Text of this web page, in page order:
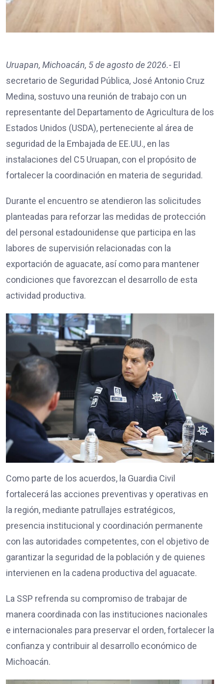
Uruapan, Michoacán, 5 de agosto de 2026.- El
secretario de Seguridad Pública, José Antonio Cruz
Medina, sostuvo una reunión de trabajo con un
representante del Departamento de Agricultura de los
Estados Unidos (USDA), perteneciente al área de
seguridad de la Embajada de EE.UU., en las
instalaciones del C5 Uruapan, con el propósito de
fortalecer la coordinación en materia de seguridad.
Durante el encuentro se atendieron las solicitudes
planteadas para reforzar las medidas de protección
del personal estadounidense que participa en las
labores de supervisión relacionadas con la
exportación de aguacate, así como para mantener
condiciones que favorezcan el desarrollo de esta
actividad productiva.
Como parte de los acuerdos, la Guardia Civil
fortalecerá las acciones preventivas y operativas en
la región, mediante patrullajes estratégicos,
presencia institucional y coordinación permanente
con las autoridades competentes, con el objetivo de
garantizar la seguridad de la población y de quienes
intervienen en la cadena productiva del aguacate.
La SSP refrenda su compromiso de trabajar de
manera coordinada con las instituciones nacionales
e internacionales para preservar el orden, fortalecer la
confianza y contribuir al desarrollo económico de
Michoacán.